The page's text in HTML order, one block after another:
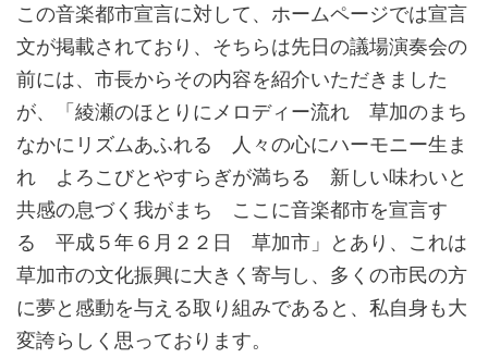
この音楽都市宣言に対して、ホームページでは宣言
文が掲載されており、そちらは先日の議場演奏会の
前には、市長からその内容を紹介いただきました
が、「綾瀬のほとりにメロディー流れ 草加のまち
なかにリズムあふれる 人々の心にハーモニー生ま
れ よろこびとやすらぎが満ちる 新しい味わいと
共感の息づく我がまち ここに音楽都市を宣言す
る 平成５年６月２２日 草加市」とあり、これは
草加市の文化振興に大きく寄与し、多くの市民の方
に夢と感動を与える取り組みであると、私自身も大
変誇らしく思っております。